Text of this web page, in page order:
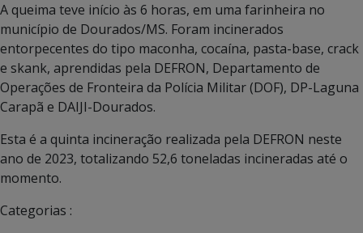
A queima teve início às 6 horas, em uma farinheira no
município de Dourados/MS. Foram incinerados
entorpecentes do tipo maconha, cocaína, pasta-base, crack
e skank, aprendidas pela DEFRON, Departamento de
Operações de Fronteira da Polícia Militar (DOF), DP-Laguna
Carapã e DAIJI-Dourados.
Esta é a quinta incineração realizada pela DEFRON neste
ano de 2023, totalizando 52,6 toneladas incineradas até o
momento.
Categorias :